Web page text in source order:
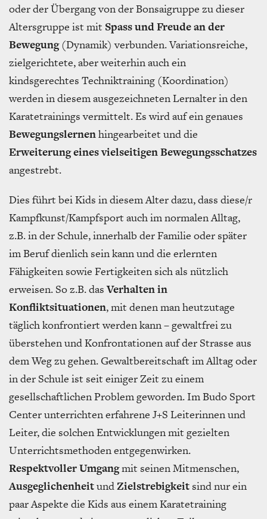
oder der Übergang von der Bonsaigruppe zu dieser
Altersgruppe ist mit Spass und Freude an der
Bewegung(Dynamik) verbunden. Variationsreiche,
zielgerichtete, aber weiterhin auch ein
kindsgerechtes Techniktraining (Koordination)
werden in diesem ausgezeichneten Lernalter in den
Karatetrainings vermittelt. Es wird auf ein genaues
Bewegungslernenhingearbeitet und die
Erweiterung eines vielseitigen Bewegungsschatzes
angestrebt.
Dies führt bei Kids in diesem Alter dazu, dass diese/r
Kampfkunst/Kampfsport auch im normalen Alltag,
z.B. in der Schule, innerhalb der Familie oder später
im Beruf dienlich sein kann und die erlernten
Fähigkeiten sowie Fertigkeiten sich als nützlich
erweisen. So z.B. dasVerhalten in
Konfliktsituationen, mit denen man heutzutage
täglich konfrontiert werden kann – gewaltfrei zu
überstehen und Konfrontationen auf der Strasse aus
dem Weg zu gehen. Gewaltbereitschaft im Alltag oder
in der Schule ist seit einiger Zeit zu einem
gesellschaftlichen Problem geworden. Im Budo Sport
Center unterrichten erfahrene J+S Leiterinnen und
Leiter, die solchen Entwicklungen mit gezielten
Unterrichtsmethoden entgegenwirken.
Respektvoller Umgangmit seinen Mitmenschen,
AusgeglichenheitundZielstrebigkeit sind nur ein
paar Aspekte die Kids aus einem Karatetraining